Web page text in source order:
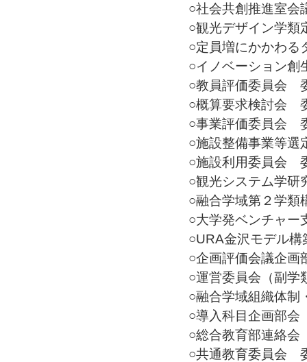
○社会共創推進室
○観光デザイン学
○定員増にかかわ
○イノベーション
○教員評価委員会
○概算要求検討会
○事業評価委員会
○施設整備事業等
○施設利用委員会
○観光システム学
○融合学域第２学
○大学発ベンチャ
○URA金沢モデル
○企画評価会議企
○運営委員会（副
○融合学域組織体
○導入科目企画部
○総合教育部連絡
○共通教育委員会